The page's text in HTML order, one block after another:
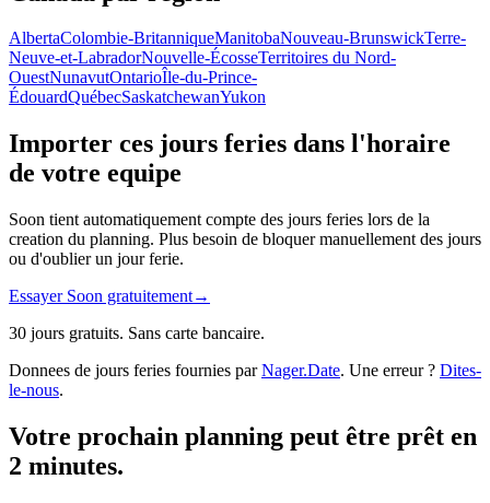
AlbertaColombie-BritanniqueManitobaNouveau-BrunswickTerre-
Neuve-et-LabradorNouvelle-ÉcosseTerritoires du Nord-
OuestNunavutOntarioÎle-du-Prince-
ÉdouardQuébecSaskatchewanYukon
Importer ces jours feries dans l'horaire
de votre equipe
Soon tient automatiquement compte des jours feries lors de la
creation du planning. Plus besoin de bloquer manuellement des jours
ou d'oublier un jour ferie.
Essayer Soon gratuitement→
30 jours gratuits. Sans carte bancaire.
Donnees de jours feries fournies parNager.Date. Une erreur ? Dites-
le-nous.
Votre prochain planning peut être prêt en
2 minutes.